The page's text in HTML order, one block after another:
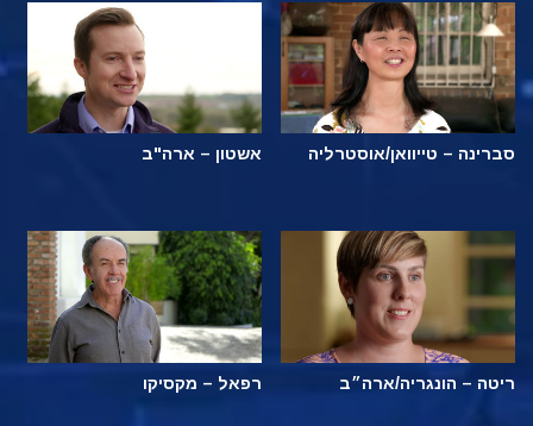
סברינה – טייוואן/אוסטרליה אשטון – ארה"ב
ריטה – הונגריה/ארה״ב רפאל – מקסיקו